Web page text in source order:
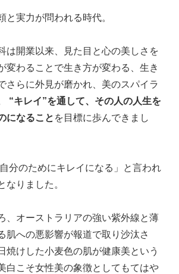
と実力が問われる時代。
は開業以来、見た目と心の美しさを
変わることで生き方が変わる、生き
さらに外見が磨かれ、美のスパイラ
“キレイ”を通して、その人の人生を
になること を目標に歩んできまし
分のためにキレイになる」と言われ
なりました。
、オーストラリアの強い紫外線と薄
肌への悪影響が報道で取り沙汰さ
焼けした小麦色の肌が健康美という
白こそ女性美の象徴としてもてはや